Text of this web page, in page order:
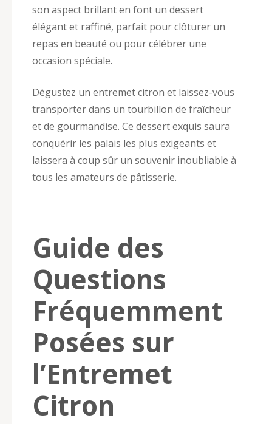
son aspect brillant en font un dessert
élégant et raffiné, parfait pour clôturer un
repas en beauté ou pour célébrer une
occasion spéciale.
Dégustez un entremet citron et laissez-vous
transporter dans un tourbillon de fraîcheur
et de gourmandise. Ce dessert exquis saura
conquérir les palais les plus exigeants et
laissera à coup sûr un souvenir inoubliable à
tous les amateurs de pâtisserie.
Guide des
Questions
Fréquemment
Posées sur
l’Entremet
Citron